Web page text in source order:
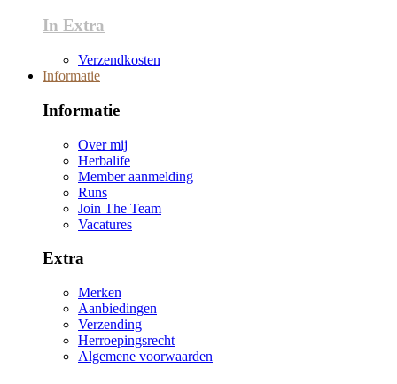
In Extra
Verzendkosten
Informatie
Informatie
Over mij
Herbalife
Member aanmelding
Runs
Join The Team
Vacatures
Extra
Merken
Aanbiedingen
Verzending
Herroepingsrecht
Algemene voorwaarden